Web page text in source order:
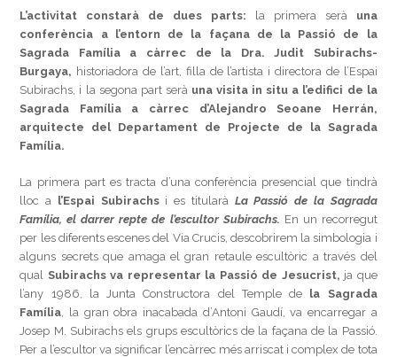
L’activitat constarà de dues parts: la primera serà una
conferència a l’entorn de la façana de la Passió de la
Sagrada Família a càrrec de la Dra. Judit Subirachs-
Burgaya, historiadora de l’art, filla de l’artista i directora de l’Espai
Subirachs, i la segona part serà una visita in situ a l’edifici de la
Sagrada Família a càrrec d’Alejandro Seoane Herrán,
arquitecte del Departament de Projecte de la Sagrada
Família.
La primera part es tracta d’una conferència presencial que tindrà
lloc a l’Espai Subirachsi es titularà La Passió de la Sagrada
Família, el darrer repte de l’escultor Subirachs. En un recorregut
per les diferents escenes del Via Crucis, descobrirem la simbologia i
alguns secrets que amaga el gran retaule escultòric a través del
qual Subirachs va representar la Passió de Jesucrist, ja que
l’any 1986, la Junta Constructora del Temple de la Sagrada
Família , la gran obra inacabada d’Antoni Gaudí, va encarregar a
Josep M. Subirachs els grups escultòrics de la façana de la Passió.
Per a l’escultor va significar l’encàrrec més arriscat i complex de tota